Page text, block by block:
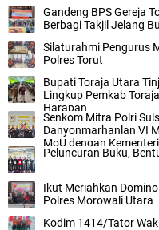
Gandeng BPS Gereja
Berbagi Takjil Jelang
Silaturahmi Pengurus
Polres Torut
Bupati Toraja Utara
Lingkup Pemkab
Harapan
Senkom Mitra Polri
Danyonmarhanlan VI
MoU dengan
Peluncuran Buku,
Ikut Meriahkan
Polres Morowali Utara
Kodim 1414/Tator